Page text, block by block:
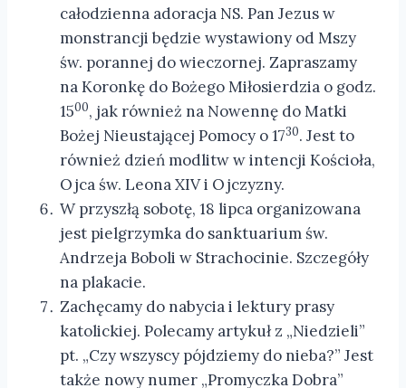
całodzienna adoracja NS. Pan Jezus w
monstrancji będzie wystawiony od Mszy
św. porannej do wieczornej. Zapraszamy
na Koronkę do Bożego Miłosierdzia o godz.
1500, jak również na Nowennę do Matki
Bożej Nieustającej Pomocy o 1730. Jest to
również dzień modlitw w intencji Kościoła,
Ojca św. Leona XIV i Ojczyzny.
W przyszłą sobotę, 18 lipca organizowana
jest pielgrzymka do sanktuarium św.
Andrzeja Boboli w Strachocinie. Szczegóły
na plakacie.
Zachęcamy do nabycia i lektury prasy
katolickiej. Polecamy artykuł z „Niedzieli”
pt. „Czy wszyscy pójdziemy do nieba?” Jest
także nowy numer „Promyczka Dobra”